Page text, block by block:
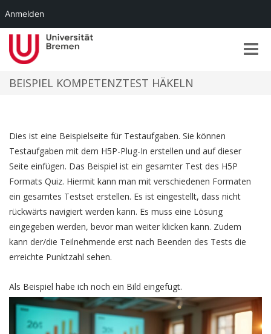
Toggle
BEISPIEL KOMPETENZTEST HÄKELN
Dies ist eine Beispielseite für Testaufgaben. Sie können
Testaufgaben mit dem H5P-Plug-In erstellen und auf dieser
Seite einfügen. Das Beispiel ist ein gesamter Test des H5P
Formats Quiz. Hiermit kann man mit verschiedenen Formaten
ein gesamtes Testset erstellen. Es ist eingestellt, dass nicht
rückwärts navigiert werden kann. Es muss eine Lösung
eingegeben werden, bevor man weiter klicken kann. Zudem
kann der/die Teilnehmende erst nach Beenden des Tests die
erreichte Punktzahl sehen.
Als Beispiel habe ich noch ein Bild eingefügt.
Anmelden